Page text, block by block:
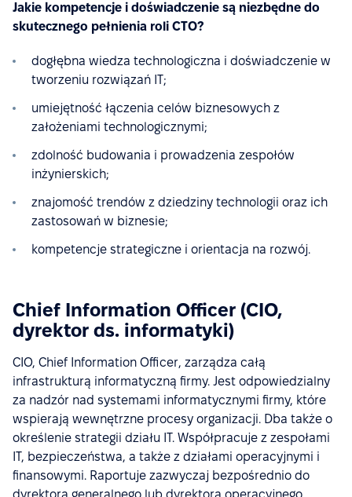
Jakie kompetencje i doświadczenie są niezbędne do
skutecznego pełnienia roli CTO?
dogłębna wiedza technologiczna i doświadczenie w
tworzeniu rozwiązań IT;
umiejętność łączenia celów biznesowych z
założeniami technologicznymi;
zdolność budowania i prowadzenia zespołów
inżynierskich;
znajomość trendów z dziedziny technologii oraz ich
zastosowań w biznesie;
kompetencje strategiczne i orientacja na rozwój.
Chief Information Officer (CIO,
dyrektor ds. informatyki)
CIO, Chief Information Officer, zarządza całą
infrastrukturą informatyczną firmy. Jest odpowiedzialny
za nadzór nad systemami informatycznymi firmy, które
wspierają wewnętrzne procesy organizacji. Dba także o
określenie strategii działu IT. Współpracuje z zespołami
IT, bezpieczeństwa, a także z działami operacyjnymi i
finansowymi. Raportuje zazwyczaj bezpośrednio do
dyrektora generalnego lub dyrektora operacyjnego.